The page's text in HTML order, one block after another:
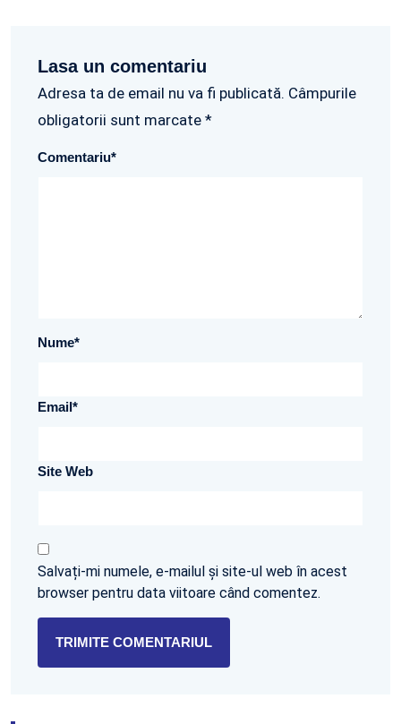
Lasa un comentariu
Adresa ta de email nu va fi publicată. Câmpurile
obligatorii sunt marcate *
Comentariu*
Nume*
Email*
Site Web
Salvați-mi numele, e-mailul și site-ul web în acest
browser pentru data viitoare când comentez.